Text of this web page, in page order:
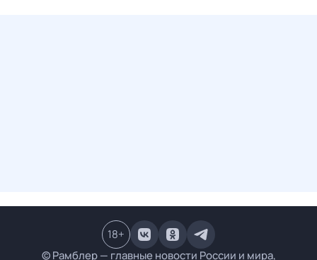
© Рамблер — главные новости России и мира,
18+